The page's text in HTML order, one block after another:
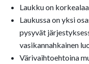
Laukku on
Laukussa on yksi
pysyvät
vasikannahkainen
Värivaihtoehtoina